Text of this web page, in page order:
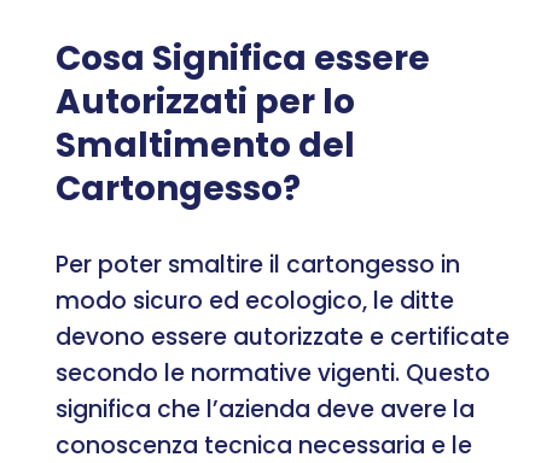
Cosa Significa essere
Autorizzati per lo
Smaltimento del
Cartongesso?
Per poter smaltire il cartongesso in
modo sicuro ed ecologico, le ditte
devono essere autorizzate e certificate
secondo le normative vigenti. Questo
significa che l’azienda deve avere la
conoscenza tecnica necessaria e le